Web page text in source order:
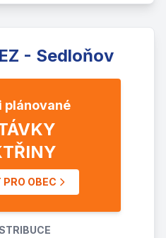
- Sedloňov
plánované
OBEC